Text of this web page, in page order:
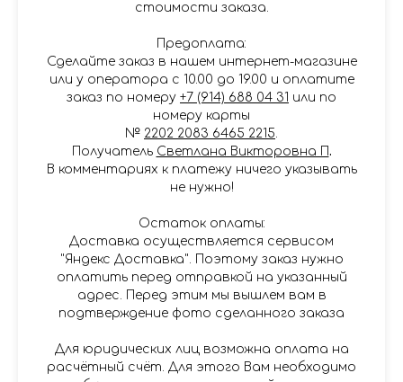
стоимости заказа.
Предоплата:
Сделайте заказ в нашем интернет-магазине
или у оператора с 10.00 до 19.00 и оплатите
заказ по номеру +7 (914) 688 04 31 или по
номеру карты
№ 2202 2083 6465 2215.
Получатель Светлана Викторовна П.
В комментариях к платежу ничего указывать
не нужно!
Остаток оплаты:
Доставка осуществляется сервисом
"Яндекс Доставка". Поэтому заказ нужно
оплатить перед отправкой на указанный
адрес. Перед этим мы вышлем вам в
подтверждение фото сделанного заказа
Для юридических лиц возможна оплата на
расчётный счёт. Для этого Вам необходимо